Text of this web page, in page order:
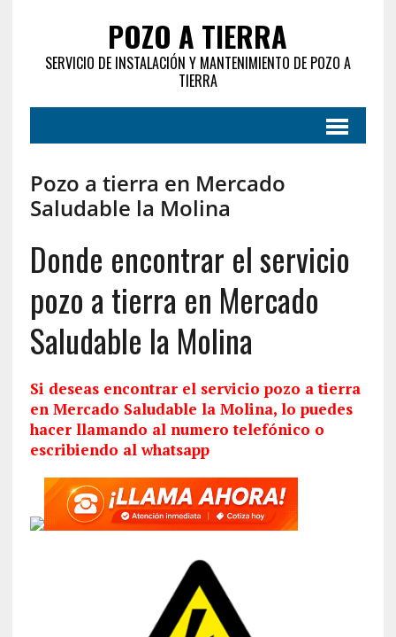
POZO A TIERRA
SERVICIO DE INSTALACIÓN Y MANTENIMIENTO DE POZO A
TIERRA
Pozo a tierra en Mercado
Saludable la Molina
Donde encontrar el servicio
pozo a tierra en Mercado
Saludable la Molina
Si deseas encontrar el servicio pozo a tierra
en Mercado Saludable la Molina, lo puedes
hacer llamando al numero telefónico o
escribiendo al whatsapp